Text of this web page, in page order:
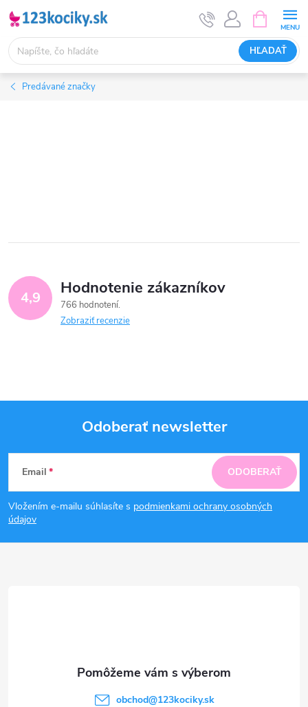
Prejsť
obsah
HĽADAŤ
KOŠÍK
Predávané značky
4,9 Hodnotenie zákazníkov
766 hodnotení
Zobraziť recenzie
Z
á
p
Odoberať newsletter
Email
Vložením e-mailu súhlasíte s podmienkami ochrany osobných
údajov
ODOBERAŤ
obchod@123kociky.sk